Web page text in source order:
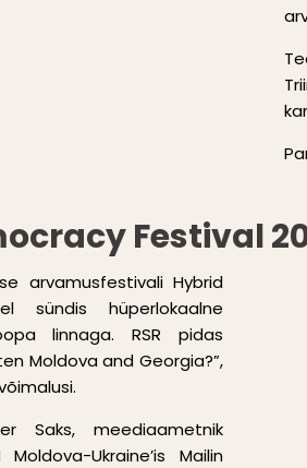
Festival
arvamusfestivali Hybrid
sündis hüperlokaalne
linnaga. RSR pidas
Moldova and Georgia?”,
Saks, meediaametnik
Ukraine’is Mailin